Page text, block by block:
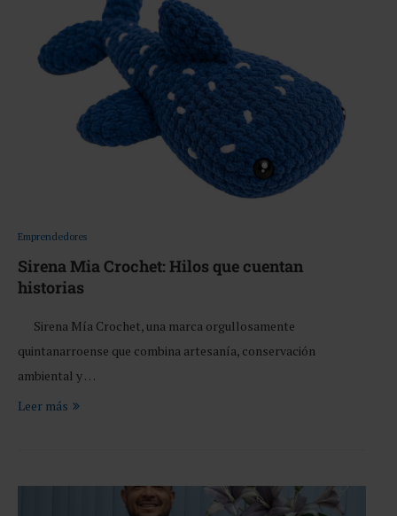
Emprendedores
Sirena Mia Crochet: Hilos que cuentan
historias
Sirena Mía Crochet, una marca orgullosamente
quintanarroense que combina artesanía, conservación
ambiental y …
Leer más